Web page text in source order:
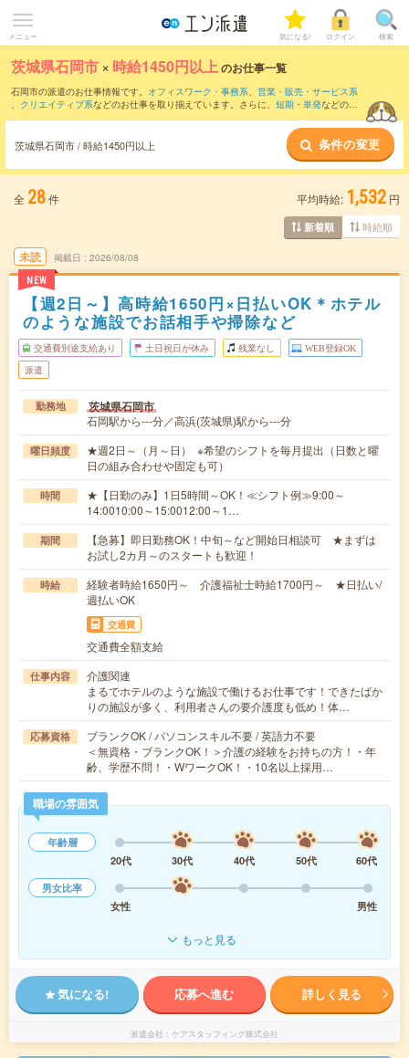
メニュー 気になる! ログイン 検索
茨城県石岡市 × 時給1450円以上のお仕事一覧
石岡市の派遣のお仕事情報です。 オフィスワーク・事務系、 営業・販売・サービス系
、 クリエイティブ系などのお仕事を取り揃えています。さらに、 短期 ・ 単発などの期
茨城県石岡市 / 時給1450円以上 条件の変更
全 28件 平均時給: 1,532 円
新着順 時給順
未読
NEW
掲載日 2026/08/08
【週2日～】高時給1650円×日払いOK＊ホテル
のような施設でお話相手や掃除など
交通費別途支給あり 土日祝日が休み 残業なし WEB登録OK
派遣
勤務地 茨城県石岡市
石岡駅から---分／高浜(茨城県)駅から---分
曜日頻度
★週2日～（月～日） ※希望のシフトを毎月提出（日数と曜
日の組み合わせや固定も可）
時間
★【日勤のみ】1日5時間～OK！≪シフト例≫9:00～
14:0010:00～15:0012:00～1…
期間
【急募】即日勤務OK！中旬～など開始日相談可 ★まずは
お試し2カ月～のスタートも歓迎！
時給
経験者時給1650円～ 介護福祉士時給1700円～ ★日払い/
週払いOK
交通費
交通費全額支給
仕事内容
介護関連
まるでホテルのような施設で働けるお仕事です！できたばか
りの施設が多く、利用者さんの要介護度も低め！体…
応募資格
ブランクOK / パソコンスキル不要 / 英語力不要
＜無資格・ブランクOK！＞介護の経験をお持ちの方！・年
齢、学歴不問！・WワークOK！・10名以上採用…
職場の雰囲気
年齢層
20代
30代 40代 50代
60代
男女比率
女性
男性
もっと見る
気になる! 応募へ進む 詳しく見る
派遣会社 ケアスタッフィング株式会社